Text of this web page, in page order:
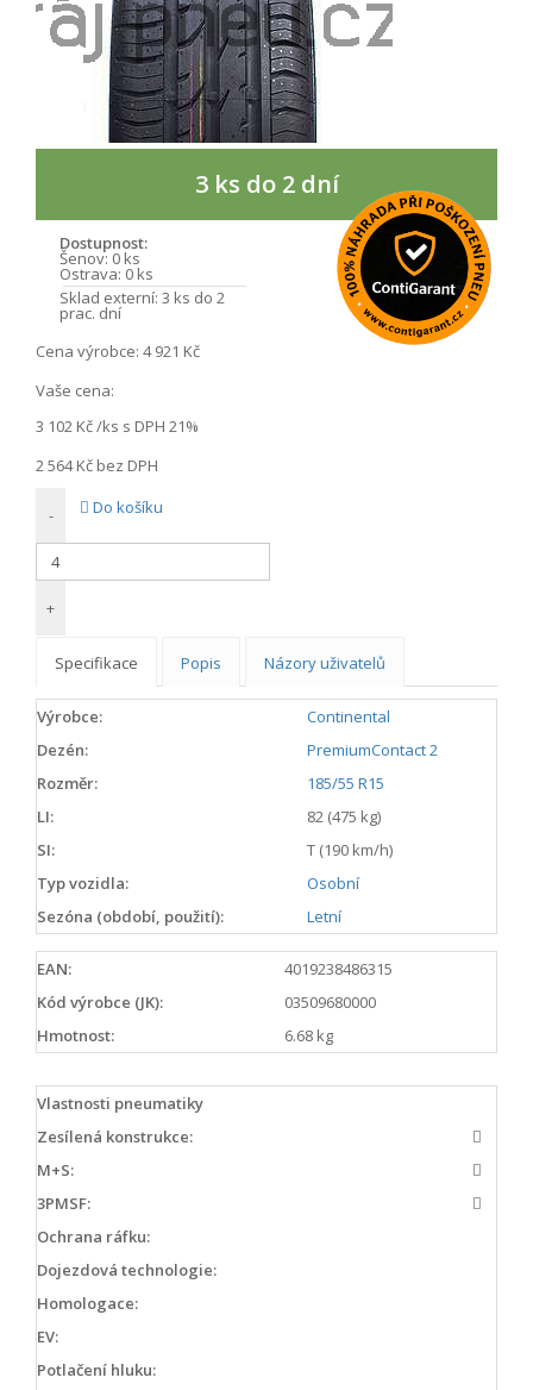
3 ks do 2 dní
Dostupnost:
Šenov: 0 ks
Ostrava: 0 ks
Sklad externí: 3 ks do 2
prac. dní
Cena výrobce: 4 921 Kč
Vaše cena:
3 102 Kč/ks s DPH 21%
2 564 Kč bez DPH
-
+
Do košíku
Specifikace Popis Názory uživatelů
Výrobce:
Continental
Dezén:
PremiumContact 2
Rozměr:
185/55 R15
LI:
82 (475 kg)
SI:
T (190 km/h)
Typ vozidla:
Osobní
Sezóna (období, použití):
Letní
EAN:
4019238486315
Kód výrobce (JK):
03509680000
Hmotnost:
6.68 kg
Vlastnosti pneumatiky
Zesílená konstrukce:
M+S:
3PMSF:
Ochrana ráfku:
Dojezdová technologie:
Homologace:
EV:
Potlačení hluku: